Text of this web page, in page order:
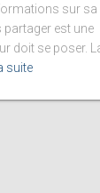
sur sa
est une
doit se poser.
suite